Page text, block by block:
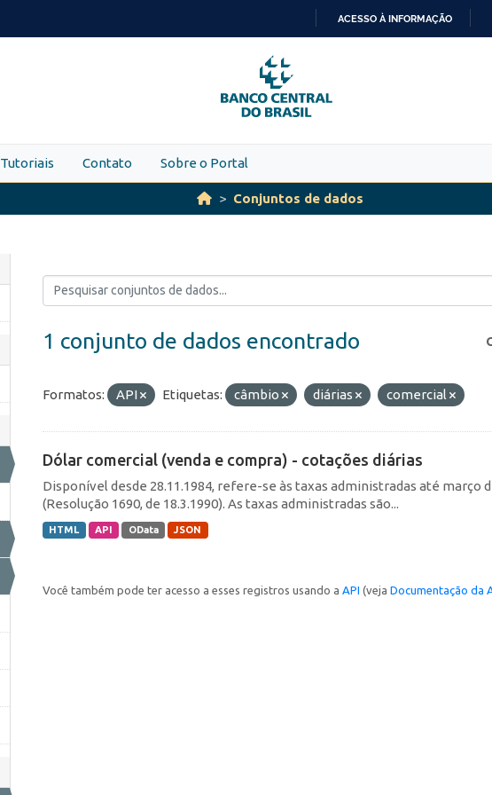
PARA
O
CONTEÚDO
ACESSO À INFORMAÇÃO
Tutoriais Contato Sobre o Portal
Conjuntos de dados
1 conjunto de dados encontrado
Formatos: API Etiquetas: câmbio diárias comercial
Dólar comercial (venda e compra) - cotações diárias
Disponível desde 28.11.1984, refere-se às taxas administradas até março
(Resolução 1690, de 18.3.1990). As taxas administradas são...
HTML API OData JSON
Você também pode ter acesso a esses registros usando a API (veja Documentação da